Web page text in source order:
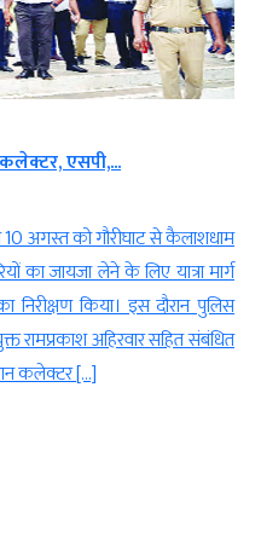
एसपी,...
अगस्त को गौरीघाट से कैलाशधाम
का जायजा लेने के लिए यात्रा मार्ग
किया। इस दौरान पुलिस
रामप्रकाश अहिरवार सहित संबंधित
कलेक्टर […]